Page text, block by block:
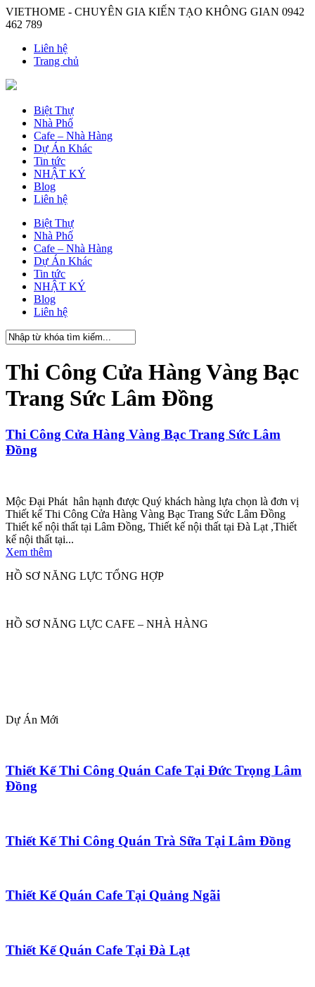
VIETHOME - CHUYÊN GIA KIẾN TẠO KHÔNG GIAN 0942
462 789
Liên hệ
Trang chủ
Biệt Thự
Nhà Phố
Cafe – Nhà Hàng
Dự Án Khác
Tin tức
NHẬT KÝ
Blog
Liên hệ
Biệt Thự
Nhà Phố
Cafe – Nhà Hàng
Dự Án Khác
Tin tức
NHẬT KÝ
Blog
Liên hệ
Thi Công Cửa Hàng Vàng Bạc
Trang Sức Lâm Đồng
Thi Công Cửa Hàng Vàng Bạc Trang Sức Lâm
Đồng
Mộc Đại Phát hân hạnh được Quý khách hàng lựa chọn là đơn vị
Thiết kế Thi Công Cửa Hàng Vàng Bạc Trang Sức Lâm Đồng
Thiết kế nội thất tại Lâm Đồng, Thiết kế nội thất tại Đà Lạt ,Thiết
kế nội thất tại...
Xem thêm
HỒ SƠ NĂNG LỰC TỔNG HỢP
HỒ SƠ NĂNG LỰC CAFE – NHÀ HÀNG
Dự Án Mới
Thiết Kế Thi Công Quán Cafe Tại Đức Trọng Lâm
Đồng
Thiết Kế Thi Công Quán Trà Sữa Tại Lâm Đồng
Thiết Kế Quán Cafe Tại Quảng Ngãi
Thiết Kế Quán Cafe Tại Đà Lạt